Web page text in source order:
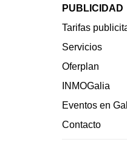
PUBLICIDAD
Tarifas
Servicios
Oferplan
INMOGalia
Eventos en
Contacto